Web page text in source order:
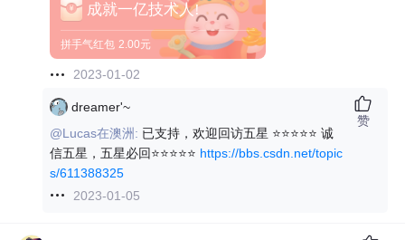
成就一亿技术人!
拼手气红包 2.00元
2023-01-02
dreamer'~
@Lucas在澳洲: 已支持，欢迎回访五星 ⭐⭐⭐⭐⭐ 诚
信五星，五星必回⭐⭐⭐⭐⭐ https://bbs.csdn.net/topic
s/611388325
2023-01-05
赞